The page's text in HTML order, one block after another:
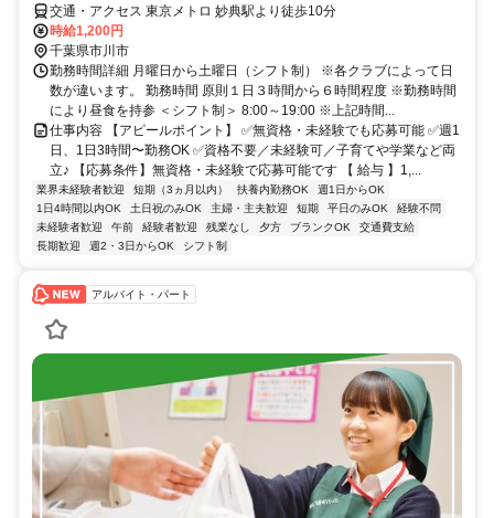
交通・アクセス 東京メトロ 妙典駅より徒歩10分
時給1,200円
千葉県市川市
勤務時間詳細 月曜日から土曜日（シフト制） ※各クラブによって日
数が違います。 勤務時間 原則１日３時間から６時間程度 ※勤務時間
により昼食を持参 ＜シフト制＞ 8:00～19:00 ※上記時間...
仕事内容 【アピールポイント】 ✅無資格・未経験でも応募可能 ✅週1
日、1日3時間〜勤務OK ✅資格不要／未経験可／子育てや学業など両
立♪ 【応募条件】無資格・未経験で応募可能です 【 給与 】1,...
業界未経験者歓迎 短期（3ヵ月以内） 扶養内勤務OK
週1日からOK
1日4時間以内OK
土日祝のみOK 主婦・主夫歓迎 短期 平日のみOK
経験不問
未経験者歓迎
午前 経験者歓迎 残業なし 夕方 ブランクOK
交通費支給
長期歓迎
週2・3日からOK シフト制
アルバイト・パート